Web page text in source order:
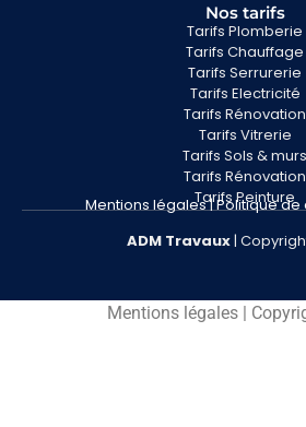
Nos tarifs
Tarifs Plomberie
Tarifs Chauffage
Tarifs Serrurerie
Tarifs Electricité
Tarifs Rénovation
Tarifs Vitrerie
Tarifs Sols & murs
Tarifs Rénovation
Tarifs Peinture
Mentions légales|Politique
ADM Travaux|
Mentions légales |